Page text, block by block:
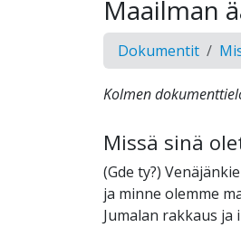
Maailman
Dokumentit
Kolmen
Missä sinä
(Gde ty?)
ja minne olemme
Jumalan rakkaus ja